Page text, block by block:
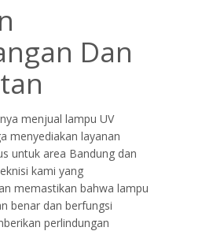
Dan
menjual lampu UV
menyediakan layanan
untuk area Bandung dan
kami yang
memastikan bahwa lampu
benar dan berfungsi
perlindungan